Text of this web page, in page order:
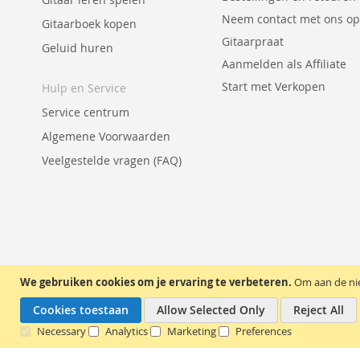
We gebruiken cookies om je ervaring te verbeteren. Om aan de
Cookies toestaan Allow Selected Only Reject All
Necessary Analytics Marketing Preferences
Gitaarboek kopen
Geluid huren
Hulp en Service
Service centrum
Algemene Voorwaarden
Veelgestelde vragen (FAQ)
Neem contact met ons op
Gitaarpraat
Aanmelden als Affiliate
Start met Verkopen